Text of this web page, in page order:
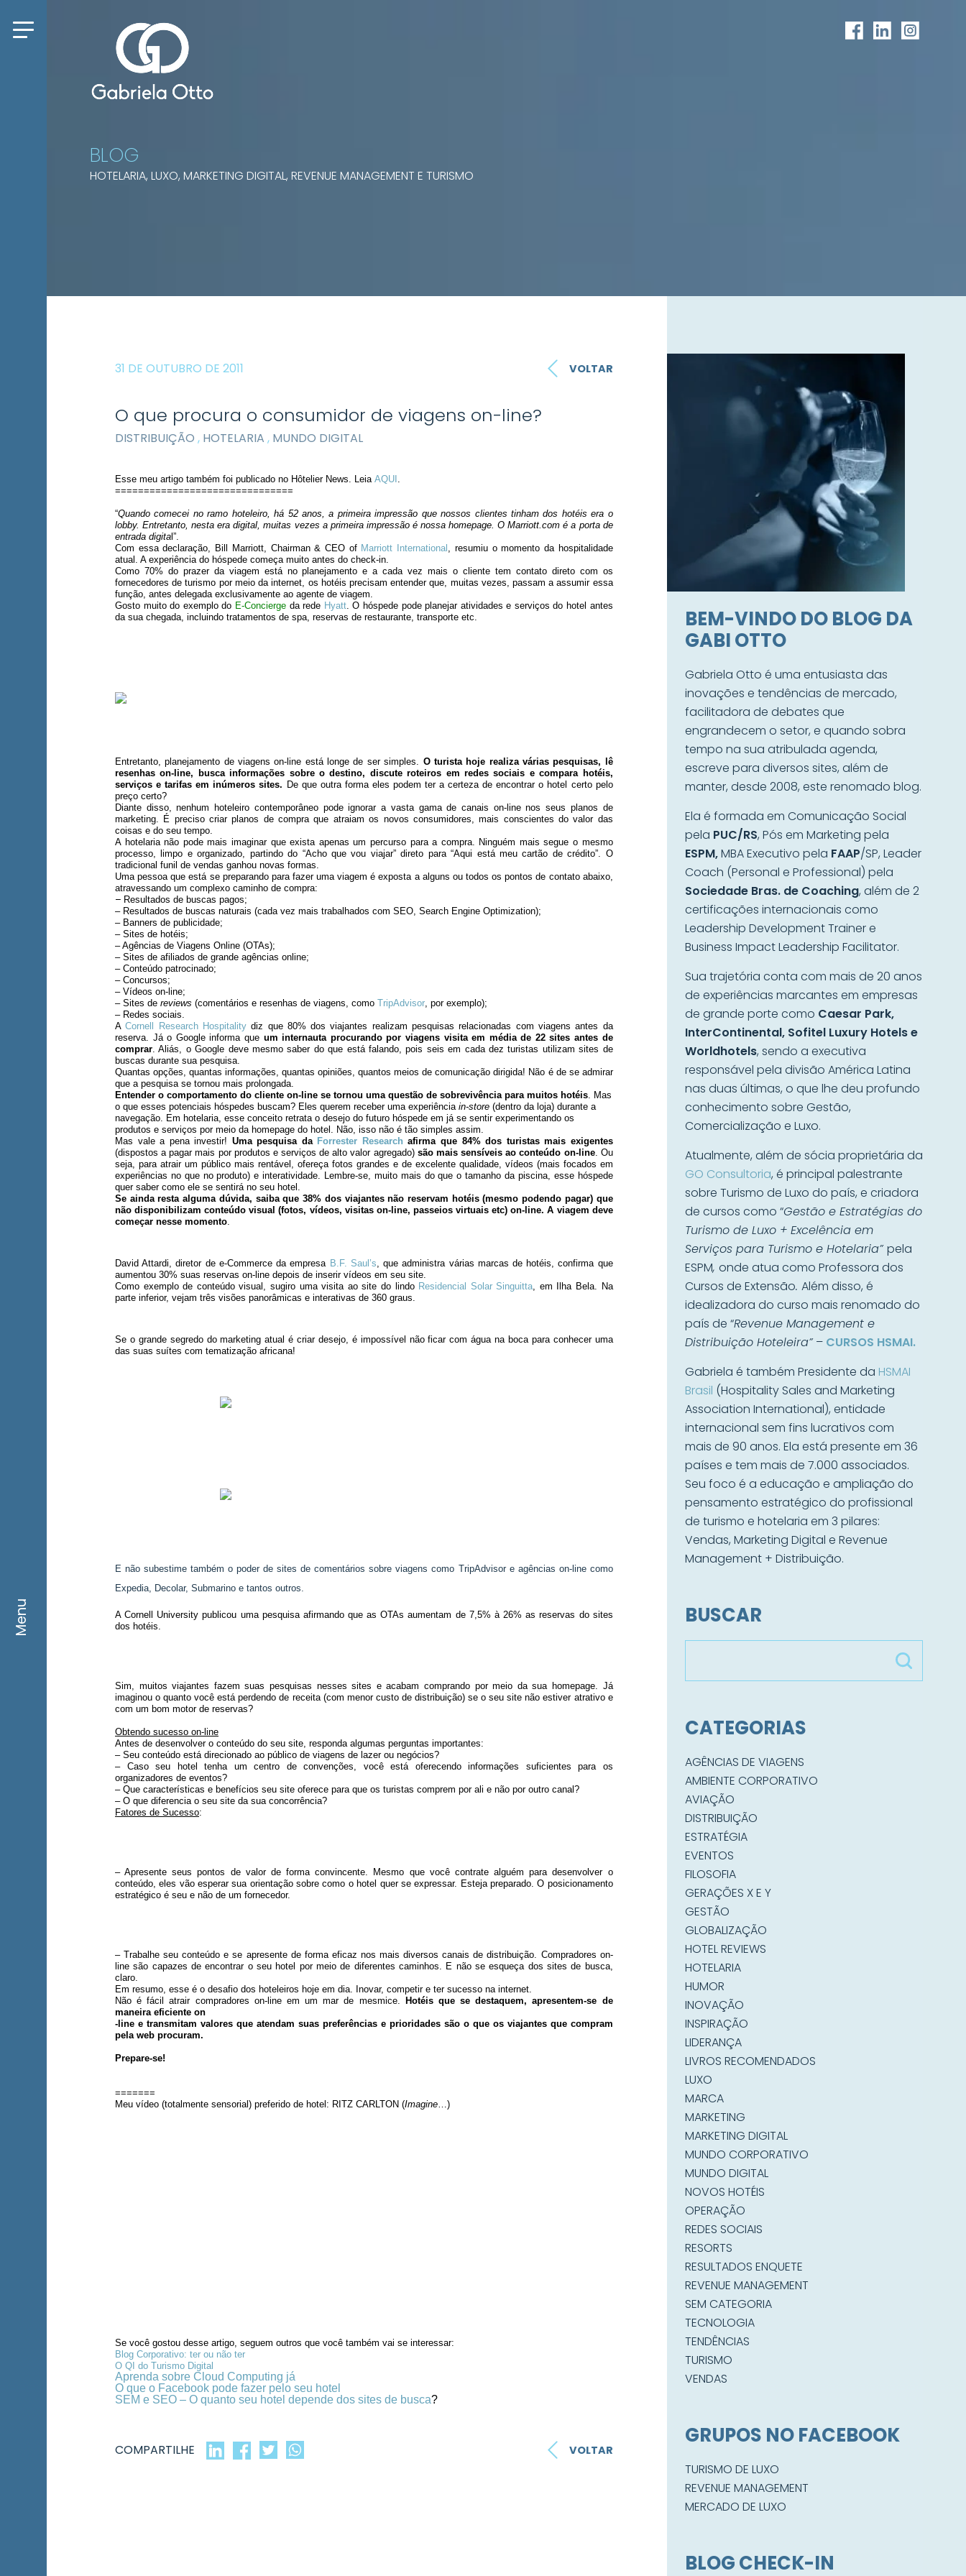
Menu
BLOG
HOTELARIA, LUXO, MARKETING DIGITAL, REVENUE MANAGEMENT E TURISMO
31 DE OUTUBRO DE 2011 VOLTAR
O que procura o consumidor de viagens on-line?
DISTRIBUIÇÃO , HOTELARIA , MUNDO DIGITAL
Esse meu artigo também foi publicado no Hôtelier News. Leia AQUI .
===============================
“Quando comecei no ramo hoteleiro, há 52 anos, a primeira impressão que nossos clientes tinham dos hotéis era o
lobby. Entretanto, nesta era digital, muitas vezes a primeira impressão é nossa homepage. O Marriott.com é a porta de
entrada digita l”.
Com essa declaração, Bill Marriott, Chairman & CEO of Marriott International , resumiu o momento da hospitalidade
atual. A experiência do hóspede começa muito antes do check-in.
Como 70% do prazer da viagem está no planejamento e a cada vez mais o cliente tem contato direto com os
fornecedores de turismo por meio da internet, os hotéis precisam entender que, muitas vezes, passam a assumir essa
função, antes delegada exclusivamente ao agente de viagem.
Gosto muito do exemplo do E-Conciergeda rede Hyatt. O hóspede pode planejar atividades e serviços do hotel antes
da sua chegada, incluindo tratamentos de spa, reservas de restaurante, transporte etc.
Entretanto, planejamento de viagens on-line está longe de ser simples. O turista hoje realiza várias pesquisas, lê
resenhas on-line, busca informações sobre o destino, discute roteiros em redes sociais e compara hotéis,
serviços e tarifas em inúmeros sites. De que outra forma eles podem ter a certeza de encontrar o hotel certo pelo
preço certo?
Diante disso, nenhum hoteleiro contemporâneo pode ignorar a vasta gama de canais on-line nos seus planos de
marketing. É preciso criar planos de compra que atraiam os novos consumidores, mais conscientes do valor das
coisas e do seu tempo.
A hotelaria não pode mais imaginar que exista apenas um percurso para a compra. Ninguém mais segue o mesmo
processo, limpo e organizado, partindo do “Acho que vou viajar” direto para “Aqui está meu cartão de crédito”. O
tradicional funil de vendas ganhou novas formas.
Uma pessoa que está se preparando para fazer uma viagem é exposta a alguns ou todos os pontos de contato abaixo,
atravessando um complexo caminho de compra:
– Resultados de buscas pagos;
– Resultados de buscas naturais (cada vez mais trabalhados com SEO, Search Engine Optimization);
– Banners de publicidade;
– Sites de hotéis;
– Agências de Viagens Online (OTAs);
– Sites de afiliados de grande agências online;
– Conteúdo patrocinado;
– Concursos;
– Vídeos on-line;
– Sites de reviews (comentários e resenhas de viagens, como TripAdvisor, por exemplo);
– Redes sociais.
ACornell Research Hospitalitydiz que 80% dos viajantes realizam pesquisas relacionadas com viagens antes da
reserva. Já o Google informa que um internauta procurando por viagens visita em média de 22 sites antes de
comprar. Aliás, o Google deve mesmo saber do que está falando, pois seis em cada dez turistas utilizam sites de
buscas durante sua pesquisa.
Quantas opções, quantas informações, quantas opiniões, quantos meios de comunicação dirigida! Não é de se admirar
que a pesquisa se tornou mais prolongada.
Entender o comportamento do cliente on-line se tornou uma questão de sobrevivência para muitos hotéis. Mas
o que esses potenciais hóspedes buscam? Eles querem receber uma experiência in-store (dentro da loja) durante a
navegação. Em hotelaria, esse conceito retrata o desejo do futuro hóspede em já se sentir experimentando os
produtos e serviços por meio da homepage do hotel. Não, isso não é tão simples assim.
Mas vale a pena investir! Uma pesquisa da Forrester Research afirma que 84% dos turistas mais exigentes
(dispostos a pagar mais por produtos e serviços de alto valor agregado) são mais sensíveis ao conteúdo on-line. Ou
seja, para atrair um público mais rentável, ofereça fotos grandes e de excelente qualidade, vídeos (mais focados em
experiências no que no produto) e interatividade. Lembre-se, muito mais do que o tamanho da piscina, esse hóspede
quer saber como ele se sentirá no seu hotel.
Se ainda resta alguma dúvida, saiba que 38% dos viajantes não reservam hotéis (mesmo podendo pagar) que
não disponibilizam conteúdo visual (fotos, vídeos, visitas on-line, passeios virtuais etc) on-line. A viagem deve
começar nesse momento.
David Attardi, diretor de e-Commerce da empresa B.F. Saul’s, que administra várias marcas de hotéis, confirma que
aumentou 30% suas reservas on-line depois de inserir vídeos em seu site.
Como exemplo de conteúdo visual, sugiro uma visita ao site do lindo Residencial Solar Singuitta, em Ilha Bela. Na
parte inferior, vejam três visões panorâmicas e interativas de 360 graus.
Se o grande segredo do marketing atual é criar desejo, é impossível não ficar com água na boca para conhecer uma
das suas suítes com tematização africana!
E não subestime também o poder de sites de comentários sobre viagens como TripAdvisor e agências on-line como
Expedia, Decolar, Submarino e tantos outros.
A Cornell University publicou uma pesquisa afirmando que as OTAs aumentam de 7,5% à 26% as reservas do sites
dos hotéis.
Sim, muitos viajantes fazem suas pesquisas nesses sites e acabam comprando por meio da sua homepage. Já
imaginou o quanto você está perdendo de receita (com menor custo de distribuição) se o seu site não estiver atrativo e
com um bom motor de reservas?
Obtendo sucesso on-line
Antes de desenvolver o conteúdo do seu site, responda algumas perguntas importantes:
– Seu conteúdo está direcionado ao público de viagens de lazer ou negócios?
– Caso seu hotel tenha um centro de convenções, você está oferecendo informações suficientes para os
organizadores de eventos?
– Que características e benefícios seu site oferece para que os turistas comprem por ali e não por outro canal?
– O que diferencia o seu site da sua concorrência?
Fatores de Sucesso:
– Apresente seus pontos de valor de forma convincente. Mesmo que você contrate alguém para desenvolver o
conteúdo, eles vão esperar sua orientação sobre como o hotel quer se expressar. Esteja preparado. O posicionamento
estratégico é seu e não de um fornecedor.
– Trabalhe seu conteúdo e se apresente de forma eficaz nos mais diversos canais de distribuição. Compradores on-
line são capazes de encontrar o seu hotel por meio de diferentes caminhos. E não se esqueça dos sites de busca,
claro.
Em resumo, esse é o desafio dos hoteleiros hoje em dia. Inovar, competir e ter sucesso na internet.
Não é fácil atrair compradores on-line em um mar de mesmice.
Hotéis que se destaquem, apresentem-se de
maneira eficiente on
-line e transmitam valores que atendam suas preferências e prioridades são o que os viajantes que compram
pela web procuram.
Prepare-se!
=======
Meu vídeo (totalmente sensorial) preferido de hotel: RITZ CARLTON (Imagine…)
Se você gostou desse artigo, seguem outros que você também vai se interessar:
Blog Corporativo: ter ou não ter
O QI do Turismo Digital
Aprenda sobre Cloud Computing já
O que o Facebook pode fazer pelo seu hotel
SEM e SEO – O quanto seu hotel depende dos sites de busca?
COMPARTILHE VOLTAR
BEM-VINDO DO BLOG DA
GABI OTTO
Gabriela Otto é uma entusiasta das
inovações e tendências de mercado,
facilitadora de debates que
engrandecem o setor, e quando sobra
tempo na sua atribulada agenda,
escreve para diversos sites, além de
manter, desde 2008, este renomado blog.
Ela é formada em Comunicação Social
pela PUC/RS, Pós em Marketing pela
ESPM,MBA Executivo pela FAAP/SP, Leader
Coach (Personal e Professional) pela
Sociedade Bras. de Coaching, além de 2
certificações internacionais como
Leadership Development Trainer e
Business Impact Leadership Facilitator.
Sua trajetória conta com mais de 20 anos
de experiências marcantes em empresas
de grande porte como Caesar Park,
InterContinental, Sofitel Luxury Hotels e
Worldhotels, sendo a executiva
responsável pela divisão América Latina
nas duas últimas, o que lhe deu profundo
conhecimento sobre Gestão,
Comercialização e Luxo.
Atualmente, além de sócia proprietária da
GO Consultoria, é principal palestrante
sobre Turismo de Luxo do país, e criadora
de cursos como “Gestão e Estratégias do
Turismo de Luxo + Excelência em
Serviços para Turismo e Hotelaria”pela
ESPM, onde atua como Professora dos
Cursos de Extensão. Além disso, é
idealizadora do curso mais renomado do
país de “Revenue Management e
Distribuição Hoteleira”– CURSOS HSMAI.
Gabriela é também Presidente da HSMAI
Brasil (Hospitality Sales and Marketing
Association International), entidade
internacional sem fins lucrativos com
mais de 90 anos. Ela está presente em 36
países e tem mais de 7.000 associados.
Seu foco é a educação e ampliação do
pensamento estratégico do profissional
de turismo e hotelaria em 3 pilares:
Vendas, Marketing Digital e Revenue
Management + Distribuição.
BUSCAR
CATEGORIAS
AGÊNCIAS DE VIAGENS
AMBIENTE CORPORATIVO
AVIAÇÃO
DISTRIBUIÇÃO
ESTRATÉGIA
EVENTOS
FILOSOFIA
GERAÇÕES X E Y
GESTÃO
GLOBALIZAÇÃO
HOTEL REVIEWS
HOTELARIA
HUMOR
INOVAÇÃO
INSPIRAÇÃO
LIDERANÇA
LIVROS RECOMENDADOS
LUXO
MARCA
MARKETING
MARKETING DIGITAL
MUNDO CORPORATIVO
MUNDO DIGITAL
NOVOS HOTÉIS
OPERAÇÃO
REDES SOCIAIS
RESORTS
RESULTADOS ENQUETE
REVENUE MANAGEMENT
SEM CATEGORIA
TECNOLOGIA
TENDÊNCIAS
TURISMO
VENDAS
GRUPOS NO FACEBOOK
TURISMO DE LUXO
REVENUE MANAGEMENT
MERCADO DE LUXO
BLOG CHECK-IN